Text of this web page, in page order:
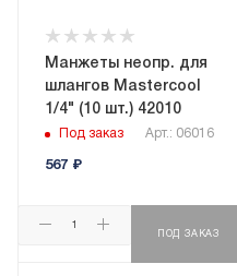
Манжеты неопр. для
шлангов Mastercool
1/4" (10 шт.) 42010
Под заказ Арт.: 06016
567 ₽
ПОД ЗАКАЗ